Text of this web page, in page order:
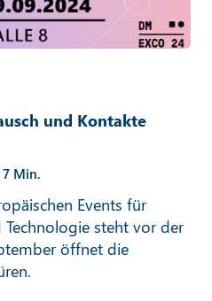
und Kontakte
7 Min.
Events für
steht vor der
öffnet die